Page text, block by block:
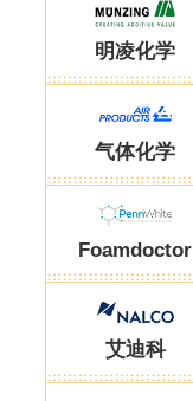
明凌化学
气体化学
Foamdoctor
艾迪科